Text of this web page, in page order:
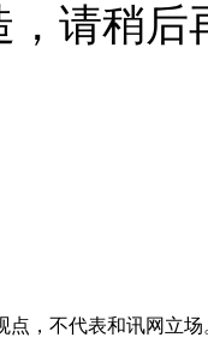
，请稍后
，不代表和讯网立